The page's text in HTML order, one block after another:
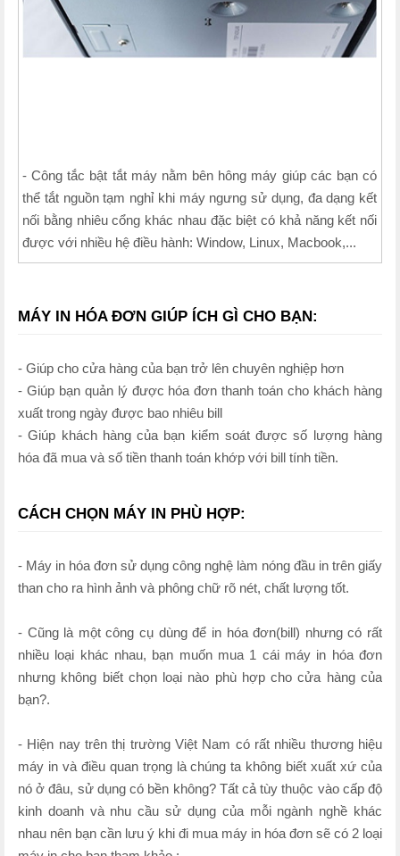
- Công tắc bật tắt máy nằm bên hông máy giúp các bạn có
thể tắt nguồn tạm nghỉ khi máy ngưng sử dụng, đa dạng kết
nối bằng nhiêu cổng khác nhau đặc biệt có khả năng kết nối
được với nhiều hệ điều hành: Window, Linux, Macbook,...
MÁY IN HÓA ĐƠN GIÚP ÍCH GÌ CHO BẠN:
- Giúp cho cửa hàng của bạn trở lên chuyên nghiệp hơn
- Giúp bạn quản lý được hóa đơn thanh toán cho khách hàng
xuất trong ngày được bao nhiêu bill
- Giúp khách hàng của bạn kiểm soát được số lượng hàng
hóa đã mua và số tiền thanh toán khớp với bill tính tiền.
CÁCH CHỌN MÁY IN PHÙ HỢP:
- Máy in hóa đơn sử dụng công nghệ làm nóng đầu in trên giấy
than cho ra hình ảnh và phông chữ rõ nét, chất lượng tốt.
- Cũng là một công cụ dùng để in hóa đơn(bill) nhưng có rất
nhiều loại khác nhau, bạn muốn mua 1 cái máy in hóa đơn
nhưng không biết chọn loại nào phù hợp cho cửa hàng của
bạn?.
- Hiện nay trên thị trường Việt Nam có rất nhiều thương hiệu
máy in và điều quan trọng là chúng ta không biết xuất xứ của
nó ở đâu, sử dụng có bền không? Tất cả tùy thuộc vào cấp độ
kinh doanh và nhu cầu sử dụng của mỗi ngành nghề khác
nhau nên bạn cần lưu ý khi đi mua máy in hóa đơn sẽ có 2 loại